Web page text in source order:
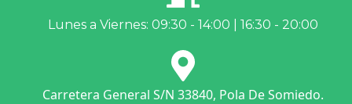
Lunes a Viernes: 09:30 - 14:00 | 16:30 - 20:00
Carretera General S/N 33840, Pola De Somiedo.